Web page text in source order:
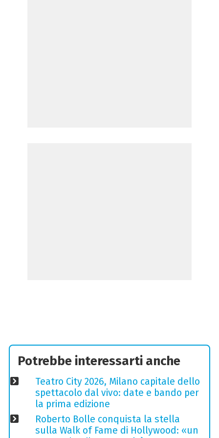
Potrebbe interessarti anche
Teatro City 2026, Milano capitale dello
spettacolo dal vivo: date e bando per
la prima edizione
Roberto Bolle conquista la stella
sulla Walk of Fame di Hollywood: «un